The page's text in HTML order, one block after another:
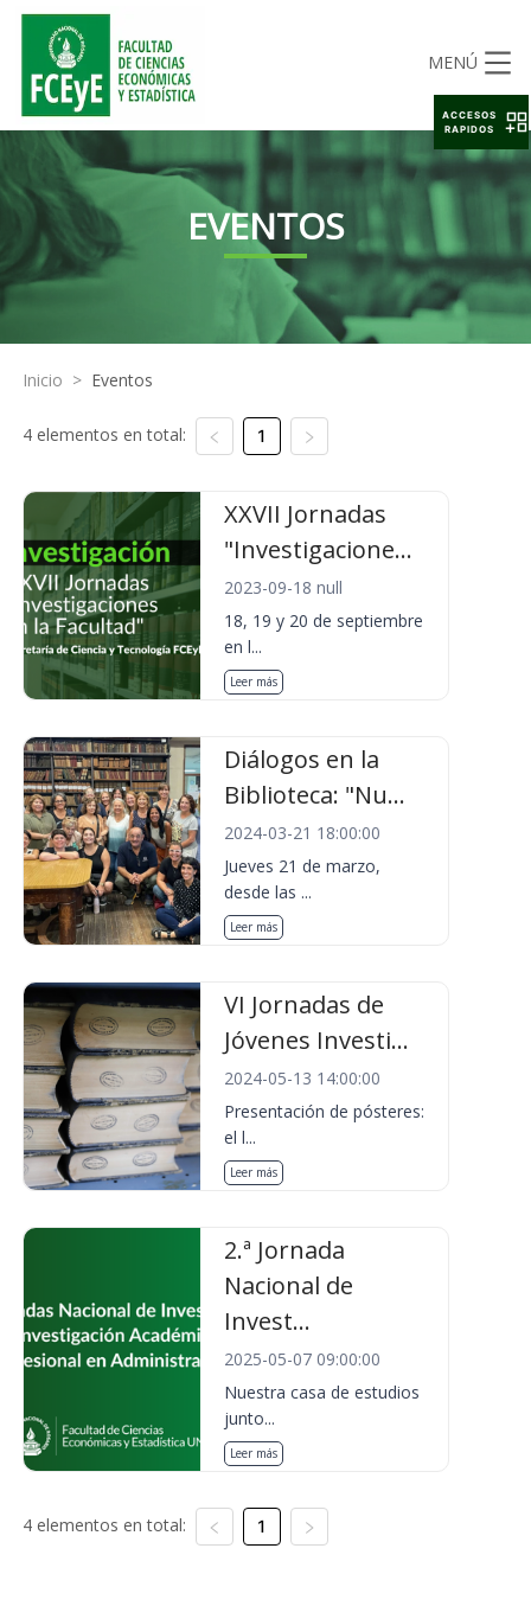
MENÚ
EVENTOS
Inicio > Eventos
4 elementos en total: 1
XXVII Jornadas
"Investigacione...
2023-09-18 null
18, 19 y 20 de septiembre
en l...
Leer más
Diálogos en la
Biblioteca: "Nu...
2024-03-21 18:00:00
Jueves 21 de marzo,
desde las ...
Leer más
VI Jornadas de
Jóvenes Investi...
2024-05-13 14:00:00
Presentación de pósteres:
el l...
Leer más
2.ª Jornada
Nacional de
Invest...
2025-05-07 09:00:00
Nuestra casa de estudios
junto...
Leer más
4 elementos en total: 1
ACCESOS
RAPIDOS